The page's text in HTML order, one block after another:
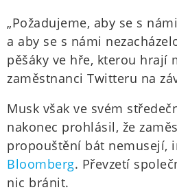
„Požadujeme, aby se s
a aby se s námi
pěšáky ve hře, kterou hrají
zaměstnanci Twitteru na
Musk však ve svém
nakonec prohlásil, že
propouštění bát nemusejí,
Bloomberg. Převzetí
nic bránit.